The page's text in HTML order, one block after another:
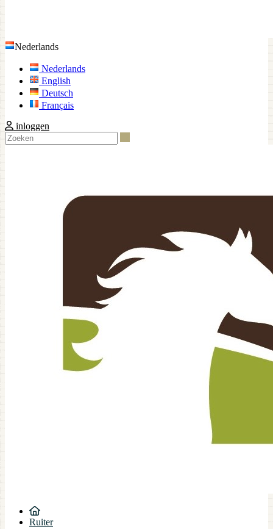
Nederlands
Nederlands
English
Deutsch
Français
inloggen
Ruiter